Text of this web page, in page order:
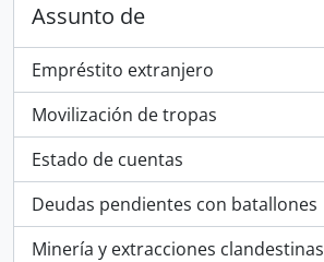
Assunto de
Empréstito extranjero
Movilización de tropas
Estado de cuentas
Deudas pendientes con batallones
Minería y extracciones clandestinas